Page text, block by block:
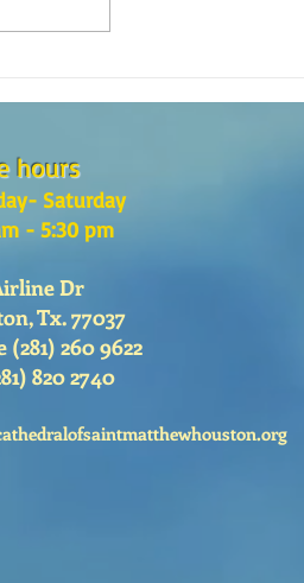
hours
Saturday
- 5:30 pm
Dr
Tx. 77037
(281) 260 9622
820 2740